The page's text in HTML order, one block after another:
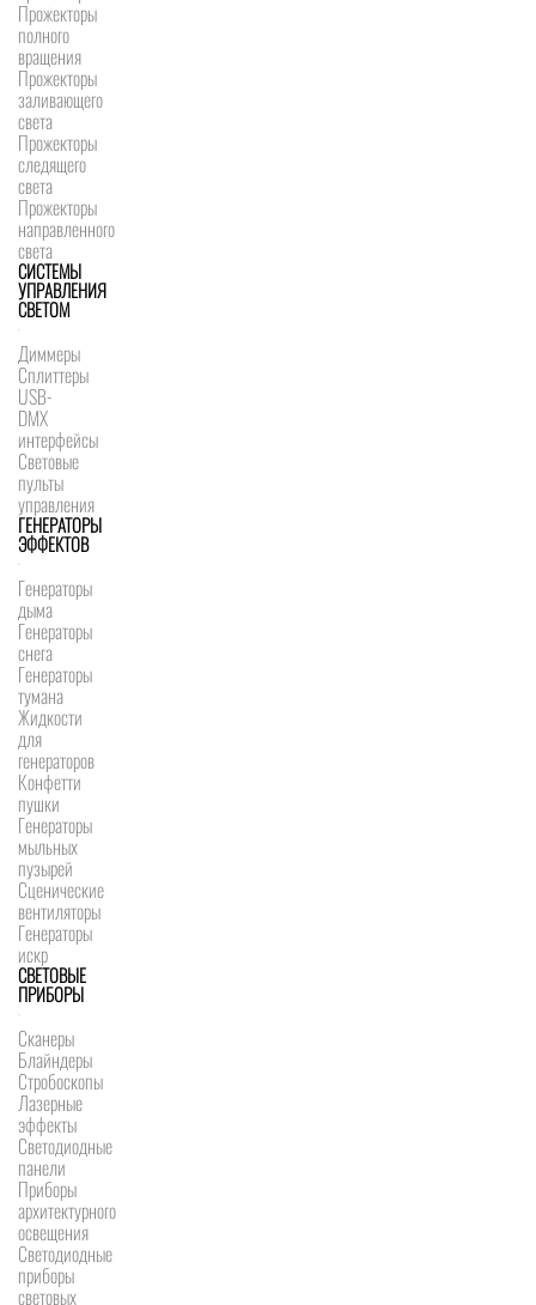
Прожекторы
полного
вращения
Прожекторы
заливающего
света
Прожекторы
следящего
света
Прожекторы
направленного
света
СИСТЕМЫ
УПРАВЛЕНИЯ
СВЕТОМ
Диммеры
Сплиттеры
USB-
DMX
интерфейсы
Световые
пульты
управления
ГЕНЕРАТОРЫ
ЭФФЕКТОВ
Генераторы
дыма
Генераторы
снега
Генераторы
тумана
Жидкости
для
генераторов
Конфетти
пушки
Генераторы
мыльных
пузырей
Сценические
вентиляторы
Генераторы
искр
СВЕТОВЫЕ
ПРИБОРЫ
Сканеры
Блайндеры
Стробоскопы
Лазерные
эффекты
Светодиодные
панели
Приборы
архитектурного
освещения
Светодиодные
приборы
световых